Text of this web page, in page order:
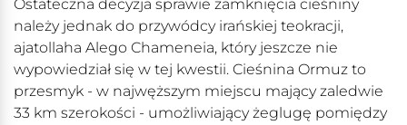
Ostateczna decyzja sprawie zamknięcia cieśniny
należy jednak do przywódcy irańskiej teokracji,
ajatollaha Alego Chameneia, który jeszcze nie
wypowiedział się w tej kwestii. Cieśnina Ormuz to
przesmyk - w najwęższym miejscu mający zaledwie
33 km szerokości - umożliwiający żeglugę pomiędzy